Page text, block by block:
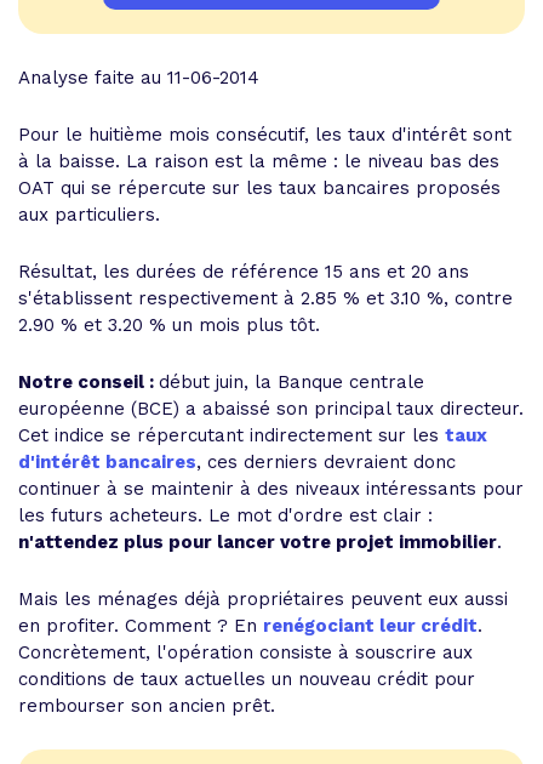
Analyse faite au 11-06-2014
Pour le huitième mois consécutif, les taux d'intérêt sont
à la baisse. La raison est la même : le niveau bas des
OAT qui se répercute sur les taux bancaires proposés
aux particuliers.
Résultat, les durées de référence 15 ans et 20 ans
s'établissent respectivement à 2.85 % et 3.10 %, contre
2.90 % et 3.20 % un mois plus tôt.
Notre conseil : début juin, la Banque centrale
européenne (BCE) a abaissé son principal taux directeur.
Cet indice se répercutant indirectement sur les taux
d'intérêt bancaires, ces derniers devraient donc
continuer à se maintenir à des niveaux intéressants pour
les futurs acheteurs. Le mot d'ordre est clair :
n'attendez plus pour lancer votre projet immobilier.
Mais les ménages déjà propriétaires peuvent eux aussi
en profiter. Comment ? En renégociant leur crédit.
Concrètement, l'opération consiste à souscrire aux
conditions de taux actuelles un nouveau crédit pour
rembourser son ancien prêt.